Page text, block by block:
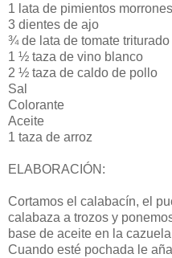
1 lata de pimientos morrones
3 dientes de ajo
¾ de lata de tomate triturado
1 ½ taza de vino blanco
2 ½ taza de caldo de pollo
Sal
Colorante
Aceite
1 taza de arroz
ELABORACIÓN:
Cortamos el calabacín, el
calabaza a trozos y
base de aceite en la
Cuando esté pochada le